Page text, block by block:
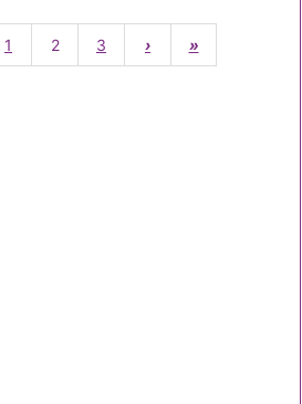
1 2 3 › »